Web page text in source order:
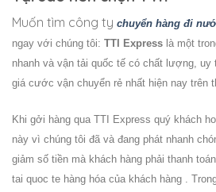
Muốn tìm công ty chuyển hàng đi
ngay với chúng tôi: TTI Express là một
nhanh và vận tải quốc tế có chất lượng, uy
giá cước vận chuyển rẻ nhất hiện nay trên
Khi gởi hàng qua TTI Express quý khách
này vì chúng tôi đã và đang phát nhanh
giảm số tiền mà khách hàng phải thanh
tai quoc te hàng hóa của khách hàng .